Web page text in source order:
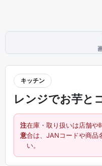
キッチン
レンジでお芋と
注
意
在庫・取り扱いは店舗や
合は、JANコードや商品
い。